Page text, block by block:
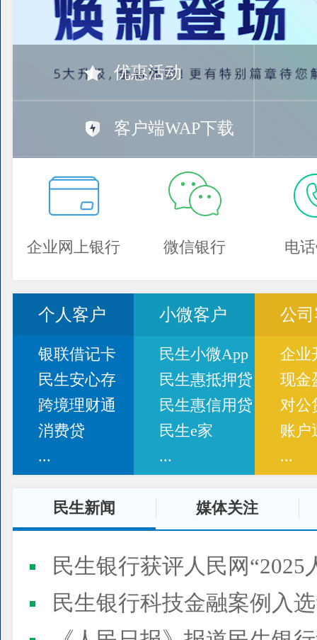
优惠活动
客户端WAP下载
企业网上银行 微信银行 电
个人客户
银联借记卡
民生安心存
跨境理财通
消费贷
...
小微客户
民生小微App
民生惠抵押贷
民生惠信用贷
民生e家
...
公
企业
现金
对公
账户
...
民生新闻 媒体关注
民生银行获评人民网“2025
民生银行科技金融案例入选“2025人民